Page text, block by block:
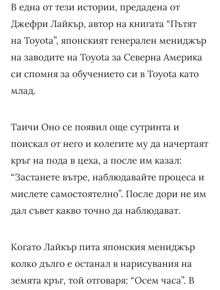
В една от тези истории, предадена от
Джефри Лайкър, автор на книгата “Пътят
на Toyota”, японският генерален мениджър
на заводите на Toyota за Северна Америка
си спомня за обучението си в Toyota като
млад.
Таичи Оно се появил още сутринта и
поискал от него и колегите му да начертаят
кръг на пода в цеха, а после им казал:
“Застанете вътре, наблюдавайте процеса и
мислете самостоятелно”. После дори не им
дал съвет какво точно да наблюдават.
Когато Лайкър пита японския мениджър
колко дълго е останал в нарисувания на
земята кръг, той отговаря: “Осем часа”. В